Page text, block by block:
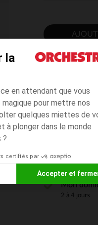
la
en attendant que vous
pour mettre nos
quelques miettes de
à plonger dans le monde
?
certifiés par
Accepter et
Consentement :
MODES DE
Mon
2 à 4 jours